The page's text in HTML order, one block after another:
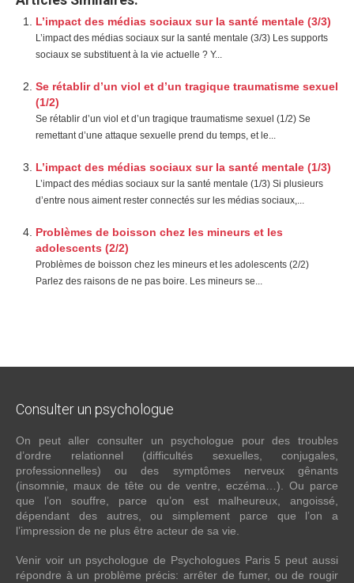
L’impact des médias sociaux sur la santé mentale (3/3)
L’impact des médias sociaux sur la santé mentale (3/3) Les supports
sociaux se substituent à la vie actuelle ? Y...
Se rétablir d’un viol et d’un tragique traumatisme sexuel
(1/2)
Se rétablir d’un viol et d’un tragique traumatisme sexuel (1/2) Se
remettant d’une attaque sexuelle prend du temps, et le...
L’impact des médias sociaux sur la santé mentale (1/3)
L’impact des médias sociaux sur la santé mentale (1/3) Si plusieurs
d’entre nous aiment rester connectés sur les médias sociaux,...
Problèmes de boisson chez les mineurs et les
adolescents (2/2)
Problèmes de boisson chez les mineurs et les adolescents (2/2)
Parlez des raisons de ne pas boire. Les mineurs se...
Consulter un psychologue
On peut aller consulter un psychologue pour des troubles
d’ordre relationnel (difficultés sexuelles, conjugales,
professionnelles) ou des symptômes nerveux gênants
(insomnie, maux de tête ou de ventre, eczéma…). Ou parce
que l’on souffre, parce qu’on est malheureux, angoissé,
dépendant des autres, ou simplement parce que l’on a
l’impression de ne plus être acteur de sa vie.
Venir voir un psychologue de Psychologues Paris 5 peut aussi
répondre à un problème précis: arrêter de fumer, ou de rougir